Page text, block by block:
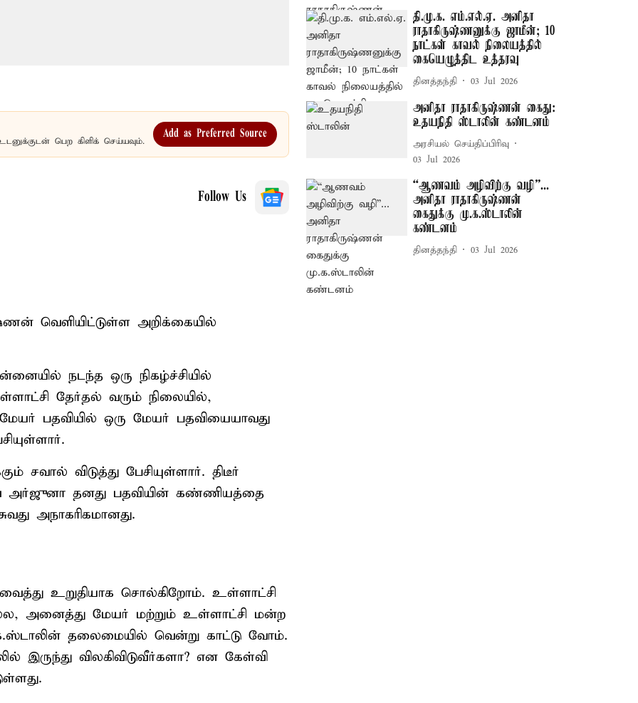
பெற கிளிக் செய்யவும்.
Add as Preferred Source
Follow Us
வெளியிட்டுள்ள அறிக்கையில்
நடந்த ஒரு நிகழ்ச்சியில்
தேர்தல் வரும் நிலையில்,
மேயர் பதவியில் ஒரு மேயர் பதவியையாவது
சவால் விடுத்து பேசியுள்ளார். திடீர்
அர்ஜுனா தனது பதவியின் கண்ணியத்தை
அநாகரிகமானது.
உறுதியாக சொல்கிறோம். உள்ளாட்சி
அனைத்து மேயர் மற்றும் உள்ளாட்சி மன்ற
தலைமையில் வென்று காட்டு வோம்.
இருந்து விலகிவிடுவீர்களா? என கேள்வி
தி.மு.க. எம்.எல்.ஏ. அனிதா
ராதாகிருஷ்ணனுக்கு ஜாமீன்; 10
நாட்கள் காவல் நிலையத்தில்
கையெழுத்திட உத்தரவு
தினத்தந்தி 03 Jul 2026
அனிதா ராதாகிருஷ்ணன் கைது:
உதயநிதி ஸ்டாலின் கண்டனம்
அரசியல் செய்திப்பிரிவு
03 Jul 2026
“ஆணவம் அழிவிற்கு வழி”...
அனிதா ராதாகிருஷ்ணன்
கைதுக்கு மு.க.ஸ்டாலின்
கண்டனம்
தினத்தந்தி 03 Jul 2026